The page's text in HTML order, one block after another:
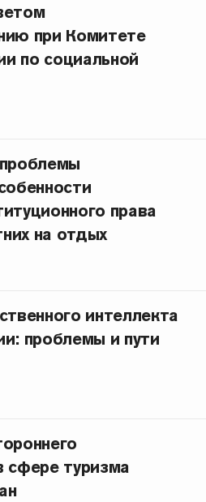
при Комитете
по социальной
права
на отдых
интеллекта
проблемы и пути
сфере туризма